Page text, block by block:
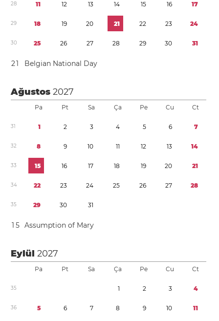
28 11 12 13 14 15 16 17
29 18 19 20 21 22 23 24
30 25 26 27 28 29 30 31
21 Belgian National Day
Ağustos2027
Pa Pt Sa Ça Pe Cu Ct
31 1 2 3 4 5 6 7
32 8 9 10 11 12 13 14
33 15 16 17 18 19 20 21
34 22 23 24 25 26 27 28
35 29 30 31
1 5 Assumption of Mary
Eylül2027
Pa Pt Sa Ça Pe Cu Ct
35 1 2 3 4
36 5 6 7 8 9 10 11